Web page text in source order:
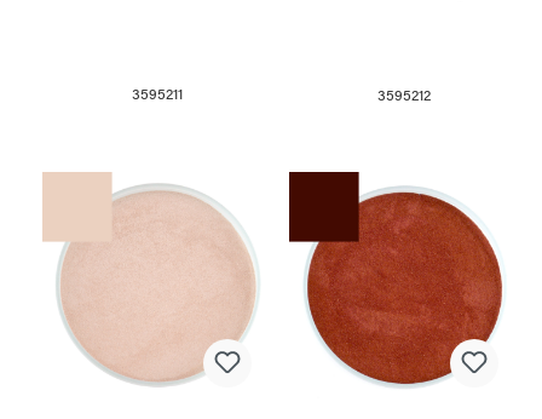
3595211 3595212